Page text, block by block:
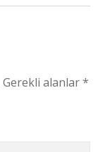
Gerekli alanlar*